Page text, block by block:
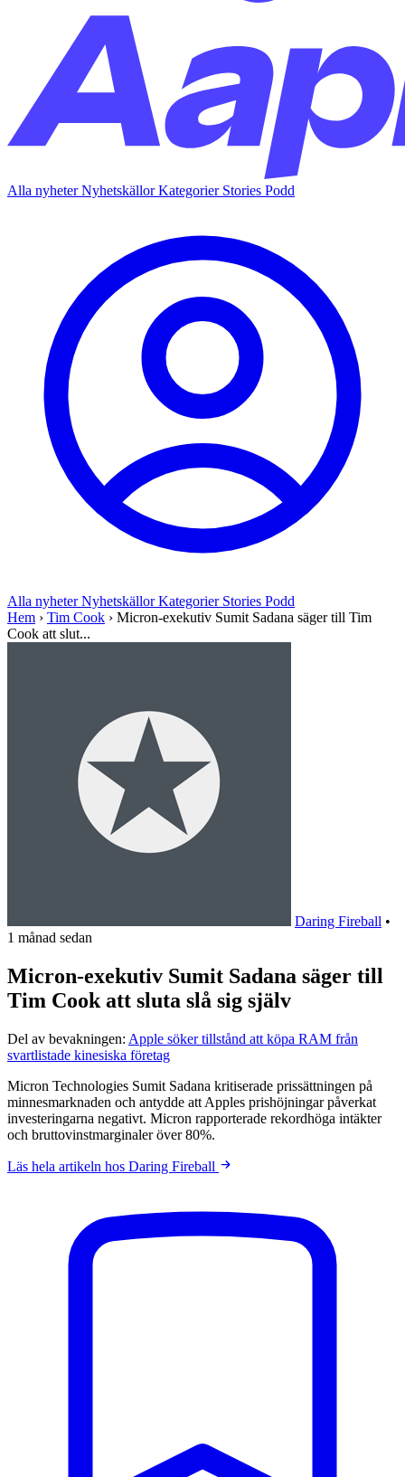
Alla nyheterNyhetskällorKategorier Stories Podd
Alla nyheterNyhetskällorKategorier Stories Podd
Hem › Tim Cook › Micron-exekutiv Sumit Sadana säger till Tim
Cook att slut...
Daring Fireball •
1 månad sedan
Micron-exekutiv Sumit Sadana säger till
Tim Cook att sluta slå sig själv
Del av bevakningen: Apple söker tillstånd att köpa RAM från
svartlistade kinesiska företag
Micron Technologies Sumit Sadana kritiserade prissättningen på
minnesmarknaden och antydde att Apples prishöjningar påverkat
investeringarna negativt. Micron rapporterade rekordhöga intäkter
och bruttovinstmarginaler över 80%.
Läs hela artikeln hos Daring Fireball